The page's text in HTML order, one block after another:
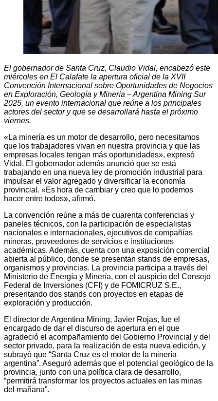
El gobernador de Santa Cruz, Claudio Vidal, encabezó este
miércoles en El Calafate la apertura oficial de la XVII
Convención Internacional sobre Oportunidades de Negocios
en Exploración, Geología y Minería – Argentina Mining Sur
2025, un evento internacional que reúne a los principales
actores del sector y que se desarrollará hasta el próximo
viernes.
«La minería es un motor de desarrollo, pero necesitamos
que los trabajadores vivan en nuestra provincia y que las
empresas locales tengan más oportunidades», expresó
Vidal. El gobernador además anunció que se está
trabajando en una nueva ley de promoción industrial para
impulsar el valor agregado y diversificar la economía
provincial. «Es hora de cambiar y creo que lo podemos
hacer entre todos», afirmó.
La convención reúne a más de cuarenta conferencias y
paneles técnicos, con la participación de especialistas
nacionales e internacionales, ejecutivos de compañías
mineras, proveedores de servicios e instituciones
académicas. Además, cuenta con una exposición comercial
abierta al público, donde se presentan stands de empresas,
organismos y provincias. La provincia participa a través del
Ministerio de Energía y Minería, con el auspicio del Consejo
Federal de Inversiones (CFI) y de FOMICRUZ S.E.,
presentando dos stands con proyectos en etapas de
exploración y producción.
El director de Argentina Mining, Javier Rojas, fue el
encargado de dar el discurso de apertura en el que
agradeció el acompañamiento del Gobierno Provincial y del
sector privado, para la realización de esta nueva edición, y
subrayó que “Santa Cruz es el motor de la minería
argentina”. Aseguró además que el potencial geológico de la
provincia, junto con una política clara de desarrollo,
“permitirá transformar los proyectos actuales en las minas
del mañana”.